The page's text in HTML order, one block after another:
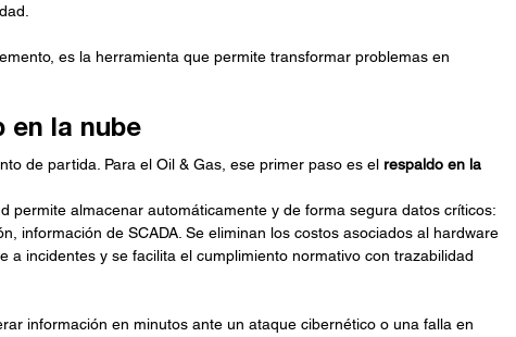
es la herramienta que permite transformar problemas en
en la nube
de partida. Para el Oil & Gas, ese primer paso es el respaldo en la
permite almacenar automáticamente y de forma segura datos críticos:
información de SCADA. Se eliminan los costos asociados al hardware
a incidentes y se facilita el cumplimiento normativo con trazabilidad
información en minutos ante un ataque cibernético o una falla en